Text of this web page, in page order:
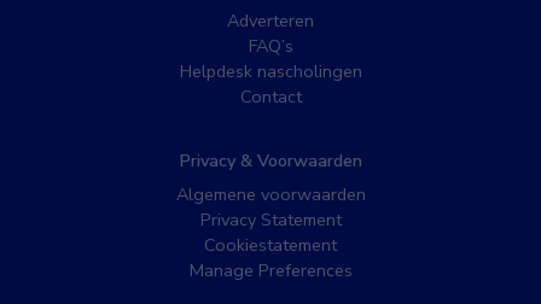
Adverteren
FAQ’s
Helpdesk nascholingen
Contact
Privacy & Voorwaarden
Algemene voorwaarden
Privacy Statement
Cookiestatement
Manage Preferences